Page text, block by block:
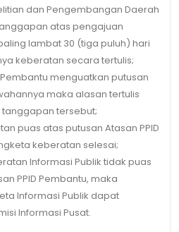
dan Pengembangan Daerah
atas pengajuan
lambat 30 (tiga puluh) hari
keberatan secara tertulis;
menguatkan putusan
maka alasan tertulis
tersebut;
puas atas putusan Atasan PPID
keberatan selesai;
Informasi Publik tidak puas
PPID Pembantu, maka
Informasi Publik dapat
Informasi Pusat.